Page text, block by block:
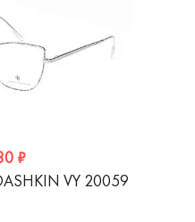
₽
VY 20059